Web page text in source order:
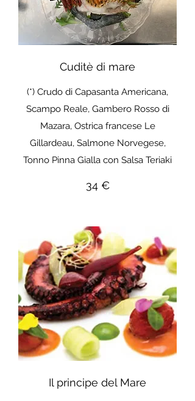
Cuditè di mare
(*) Crudo di Capasanta Americana,
Scampo Reale, Gambero Rosso di
Mazara, Ostrica francese Le
Gillardeau, Salmone Norvegese,
Tonno Pinna Gialla con Salsa Teriaki
34 €
Il principe del Mare